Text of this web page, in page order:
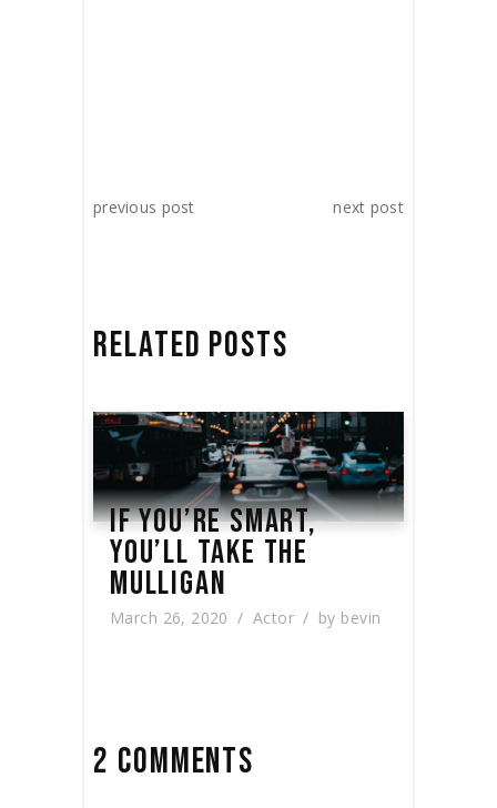
previous post next post
RELATED POSTS
IF YOU’RE SMART,
YOU’LL TAKE THE
MULLIGAN
March 26, 2020 Actor by bevin
2 COMMENTS